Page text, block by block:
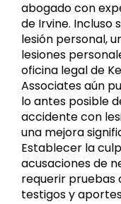
abogado con
de Irvine. Incluso
lesión personal,
lesiones
oficina legal de
Associates aún
lo antes posible
accidente con
una mejora
Establecer la
acusaciones de
requerir pruebas
testigos y